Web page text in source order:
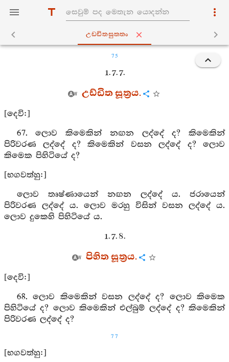
උඩ‍්ඩිතසුත‍්තං
75
1. 7. 7.
උඩ්ඩිත සූත්‍රය.
[දෙවි:]
67. ලොව කිමෙකින් නඟන ලද්දේ ද? කිමෙකින්
පිරිවරණ ලද්දේ ද? කිමෙකින් වසන ලද්දේ ද? ලොව
කිමෙක පිහිටියේ ද?
[භගවත්හු:]
ලොව තෘෂ්ණායෙන් නඟන ලද්දේ ය. ජරායෙන්
පිරිවරණ ලද්දේ ය. ලොව මරහු විසින් වසන ලද්දේ ය.
ලොව දුකෙහි පිහිටියේ ය.
1. 7. 8.
පිහිත සූත්‍රය.
[දෙවි:]
68. ලොව කිමෙකින් වසන ලද්දේ ද? ලොව කිමෙක
පිහිටියේ ද? ලොව කිමෙකින් එල්බුම් ලද්දේ ද? කිමෙකින්
පිරිවරණ ලද්දේ ද?
77
[භගවත්හු:]